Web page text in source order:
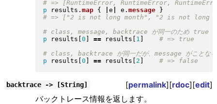
p results . map { e e . message }
p results 0 == results 1
p results 0 == results 2
backtrace -> [String] [permalink][rdoc][edit]
バックトレース情報を返します。